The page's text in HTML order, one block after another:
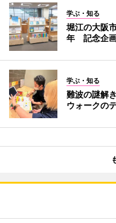
学ぶ・知る
堀江の大阪
年 記念企
学ぶ・知る
難波の謎解
ウォークの